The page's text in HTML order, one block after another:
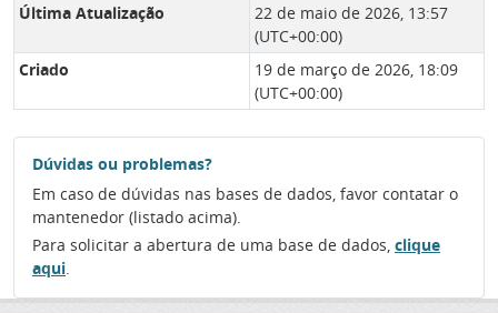
Última Atualização
22 de maio de 2026, 13:57
(UTC+00:00)
Criado
19 de março de 2026, 18:09
(UTC+00:00)
Dúvidas ou problemas?
Em caso de dúvidas nas bases de dados, favor contatar o
mantenedor (listado acima).
Para solicitar a abertura de uma base de dados, clique
aqui